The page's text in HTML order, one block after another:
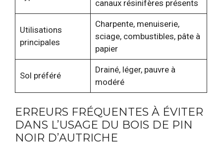
canaux résinifères présents
Utilisations
principales
Charpente, menuiserie,
sciage, combustibles, pâte à
papier
Sol préféré
Drainé, léger, pauvre à
modéré
ERREURS FRÉQUENTES À ÉVITER
DANS L’USAGE DU BOIS DE PIN
NOIR D’AUTRICHE